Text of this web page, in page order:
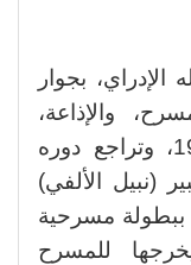
بجوار
والإذاعة،
والتليفزيون، حتى جاء عام 1973، وتراجع دوره
(نبيل الألفي)
ببطولة مسرحية
للمسرح